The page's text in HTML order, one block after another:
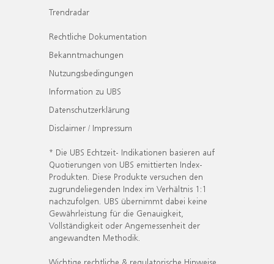
Trendradar
Rechtliche Dokumentation
Bekanntmachungen
Nutzungsbedingungen
Information zu UBS
Datenschutzerklärung
Disclaimer / Impressum
* Die UBS Echtzeit- Indikationen basieren auf
Quotierungen von UBS emittierten Index-
Produkten. Diese Produkte versuchen den
zugrundeliegenden Index im Verhältnis 1:1
nachzufolgen. UBS übernimmt dabei keine
Gewährleistung für die Genauigkeit,
Vollständigkeit oder Angemessenheit der
angewandten Methodik.